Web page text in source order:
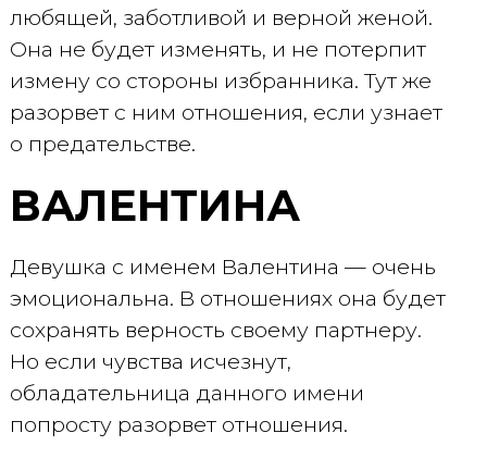
любящей, заботливой и верной женой.
Она не будет изменять, и не потерпит
измену со стороны избранника. Тут же
разорвет с ним отношения, если узнает
о предательстве.
ВАЛЕНТИНА
Девушка с именем Валентина — очень
эмоциональна. В отношениях она будет
сохранять верность своему партнеру.
Но если чувства исчезнут,
обладательница данного имени
попросту разорвет отношения.